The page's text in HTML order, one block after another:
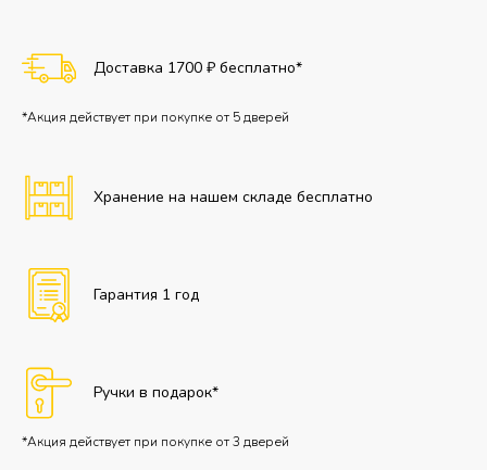
Доставка 1700 ₽ бесплатно*
*Акция действует при покупке от 5 дверей
Хранение на нашем складе бесплатно
Гарантия 1 год
Ручки в подарок*
*Акция действует при покупке от 3 дверей